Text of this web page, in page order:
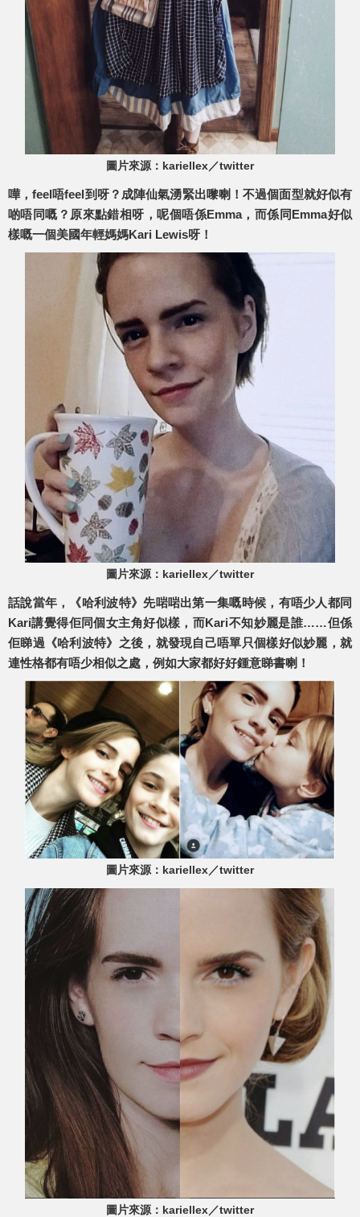
圖片來源：kariellex／twitter
嘩，feel唔feel到呀？成陣仙氣湧緊出嚟喇！不過個面型就好似有
啲唔同嘅？原來點錯相呀，呢個唔係Emma，而係同Emma好似
樣嘅一個美國年輕媽媽Kari Lewis呀！
圖片來源：kariellex／twitter
話說當年，《哈利波特》先啱啱出第一集嘅時候，有唔少人都同
Kari講覺得佢同個女主角好似樣，而Kari不知妙麗是誰……但係
佢睇過《哈利波特》之後，就發現自己唔單只個樣好似妙麗，就
連性格都有唔少相似之處，例如大家都好好鍾意睇書喇！
圖片來源：kariellex／twitter
圖片來源：kariellex／twitter